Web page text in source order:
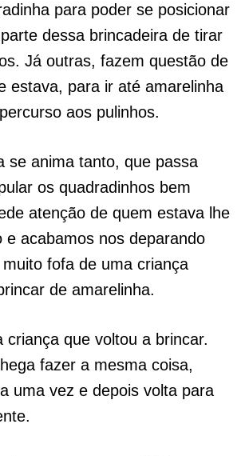
para poder se posicionar
dessa brincadeira de tirar
Já outras, fazem questão de
estava, para ir até amarelinha
aos pulinhos.
se anima tanto, que passa
os quadradinhos bem
atenção de quem estava lhe
e acabamos nos deparando
fofa de uma criança
de amarelinha.
criança que voltou a brincar.
fazer a mesma coisa,
uma vez e depois volta para